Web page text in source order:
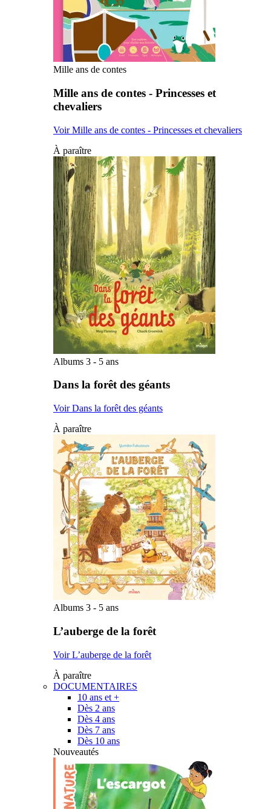
Mille ans de contes
Mille ans de contes - Princesses et
chevaliers
Voir Mille ans de contes - Princesses et chevaliers
À paraître
Albums 3 - 5 ans
Dans la forêt des géants
Voir Dans la forêt des géants
À paraître
Albums 3 - 5 ans
L’auberge de la forêt
Voir L’auberge de la forêt
À paraître
DOCUMENTAIRES
10 ans et +
Dès 2 ans
Dès 4 ans
Dès 7 ans
Dès 10 ans
Nouveautés